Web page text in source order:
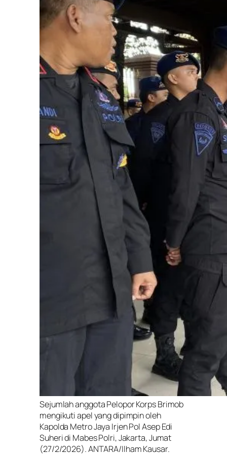
Sejumlah anggota Pelopor Korps Brimob
mengikuti apel yang dipimpin oleh
Kapolda Metro Jaya Irjen Pol Asep Edi
Suheri di Mabes Polri, Jakarta, Jumat
(27/2/2026). ANTARA/Ilham Kausar.